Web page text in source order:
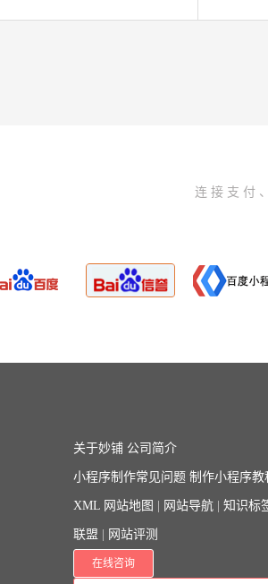
连接支付
关于妙铺 公司简介
小程序制作常见问题 制作小程序教
XML 网站地图 网站导航 知识标
联盟 网站评测
在线咨询